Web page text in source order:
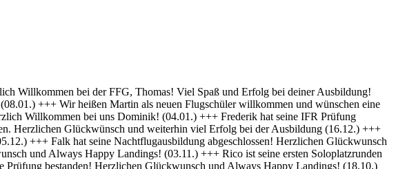
viel Erfolg bei der Praxis. (22.02.) +++ Luis hat die Theoretische Prüfung bestanden! Herzlichen Glückwunsch und viel Erfolg bei der Praxis. (09.02.) +++ Tibor hat seine Instrumentenflugberechtigung erhalten! Herzlichen Glückwunsch und Always Happy Landings. (06.02.) +++ Alexander hat die Theoretische Prüfung bestanden! Herzlichen Glückwunsch und viel Erfolg bei der Praxis. (21.01.) +++ Seit heute haben wir 5 neue BZF Besitzer. Glückwunsch Clemens E, Clemens H, Richard, Robert und Stefan. Super gemacht, weiter so. (19.01.) +++ André startet seine PPL(a) Ausbildung zum 1.1. - viel Erfolg dabei. (17.12.) +++ Die FFG begrüßt herzlich Axel als neues Vollmitglied. (16.12. ) +++ Und wieder einer ohne Lehrer unterwegs- Gratulation Daniel ! (26.10.) +++ Norman hat heute seine Praktische Prüfung bestanden. Herzlichen Glückwunsch und Always Happy Landings (28.10) +++ Glückwunsch Karsten! Die Schülerakte wurde soeben geschlossen :-) Always happy Landings (12.9.) +++ Hendrik ist heute seine ersten Solo-Platzrunden geflogen. Herzlichen Glückwünsch und always happy landings (3.9.) +++ Wir begrüßen Richard als neues Mitglied der FFG und wünschen eine erfolgreiche Ausbildung! (1.9.) +++ Norman hat die Theoretische Prüfung bestanden. Herzlichen Glückwunsch (31.8.) +++ Vincent hat seinen ersten Alleinflug absolviert! Herzlichen Glückwunsch und weiterhin Happy Landings! (26.08.) +++ Wir heißen Clemens E. und Clemens H. als neue Flugschüler willkommen und wünschen eine erfolgreiche Ausbildung! (26.08.) +++ Herzlichen Glückwünsch zum ersten Solo, Luis und always happy landings! (22.08.) +++ Die FFG hat ein neues Vereinsmitglied und einen weiteren Flugschüler. Herzlich Willkommen, Stefan ! (7.8.) +++ Vom „Fußgänger“ zum Luftfahrzeugführer! Lieber Carsten, herzlichen Glückwunsch zur bestandenen PPL-Prüfung! (19.7.) +++ Simon hat seine Praktische Prüfung bestanden! (12.07.) Herzlichen Glückwunsch und Always Happy Landings +++ Wir begrüßen Stefan S. als neues Mitglied der FFG! - Herzlichen Glückwunsch & Always Happy Landings! (06.07.) +++ (Falscheintrag ?? hr) Die FFG hat ein neues Vereinsmitglied und die Flugschule einen neuen Schüler: Herzlich Willkommen, Robert, und viel Spaß und Erfolg bei deiner Ausbildung. (2.7.) +++ Patrik hat heute sein erstes Solo geflogen - Herzlichen Glückwunsch & Always Happy Landings! (30.6.) +++ Herzlichen Glückwunsch Thiago zur erfolgreichen Prüfung (15.06.) & Always Happy Landings +++ Herzlichen Glückwunsch zu bestandenen PPL(A) Prüfung, Fabian - always happy landings ! (19.5.) +++ Stefan hat die Prüfung für die Instrumentenflugberechtigung bestanden! Gratulation und weiterhin Happy Landings! . (04.05.) +++ Herzlich Willkommen bei der FFG, Eike, und viel Spaß und Erfolg bei deiner Ausbildung. (22.04.) +++ Wir heißen Daniel H. als neuen Flugschüler willkommen und wünschen eine erfolgreiche Ausbildung! (01.04.) +++ Gratulation auch an Daniel P., der heute (31.03.) seinen ersten Alleinflug absolviert hat! Herzlichen Glückwunsch und weiterhin Happy Landings! +++ Norman hat am 15.03. seinen ersten Alleinflug absolviert! Herzlichen Glückwunsch und weiterhin Happy Landings! +++ Daniel hat heute (9.3.) seine Theoretische Prüfung bestanden! Herzlichen Glückwunsch und viel Spaß bei den nächsten Ausbildungsschritten +++ Marek hat heute (1.3.) seine Praktische Prüfung bestanden -Herzlichen Glückwunsch und Always Happy Landings +++ Herzlich Willkommen, Luis. Viel Spaß und Erfolg bei deiner Ausbildung. +++ Herzlich Willkommen, Maximilian. Viel Spaß und Erfolg bei deiner Ausbildung. +++ Simon hat heute (9.2.) seine Theoretische Prüfung bestanden - Herzlichen Glückwunsch +++ Paul hat heute (22. Nov) seine PPL-Prüfung bestanden! Herzlichen Glückwunsch und Always Happy Landings! +++ Willkommen bei der FFG, Vincent. Viel Spaß und Erfolg bei deiner Ausbildung! +++ Willkommen bei der FFG, Doris. Viel Spaß und Erfolg bei deiner Ausbildung! +++ Holger hat seine PPL-Prüfung bestanden! Gratulation und weiterhin Happy Landings! +++ Micha hat seine PPL